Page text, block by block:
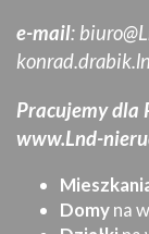
e-mail:
Pracujemy dla
www.Lnd-
Domyna